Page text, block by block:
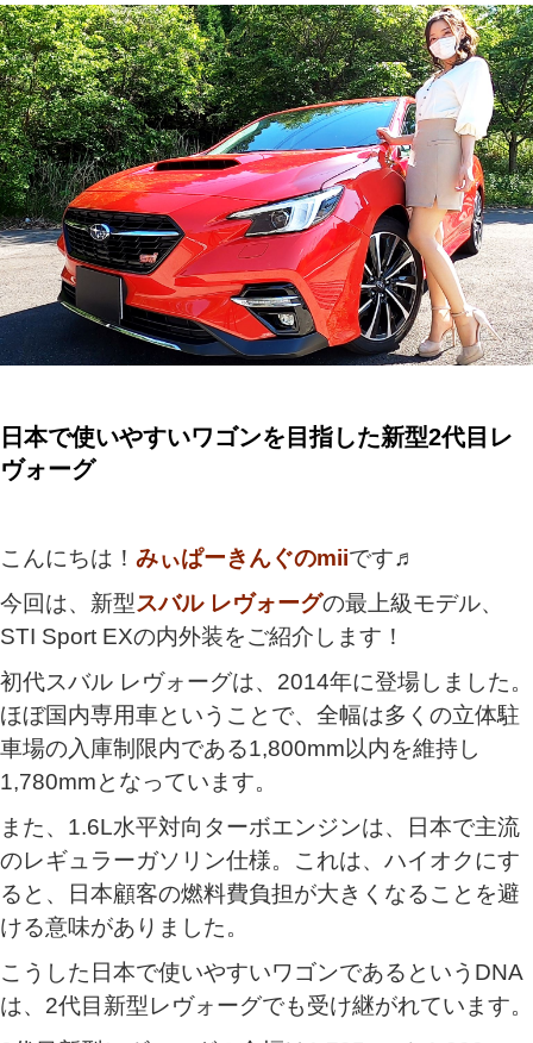
日本で使いやすいワゴンを目指した新型2代目レ
ヴォーグ
こんにちは！ みぃぱーきんぐのmiiです♬
今回は、新型スバル レヴォーグの最上級モデル、
STI Sport EXの内外装をご紹介します！
初代スバル レヴォーグは、2014年に登場しました。
ほぼ国内専用車ということで、全幅は多くの立体駐
車場の入庫制限内である1,800mm以内を維持し
1,780mmとなっています。
また、1.6L水平対向ターボエンジンは、日本で主流
のレギュラーガソリン仕様。これは、ハイオクにす
ると、日本顧客の燃料費負担が大きくなることを避
ける意味がありました。
こうした日本で使いやすいワゴンであるというDNA
は、2代目新型レヴォーグでも受け継がれています。